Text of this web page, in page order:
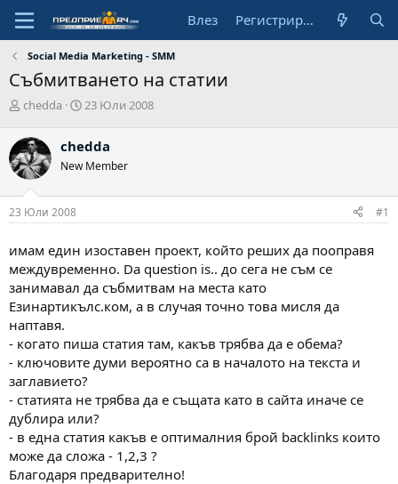
Влез Регистрирай се
Social Media Marketing - SMM
Събмитването на статии
А
т
о
р
chedda
Н
а
л
а
т
а
23 Юли 2008
chedda
New Member
23 Юли 2008 #1
имам един изоставен проект, който реших да пооправя
междувременно. Da question is.. до сега не съм се
занимавал да събмитвам на места като
Езинартикълс.ком, а в случая точно това мисля да
наптавя.
- когато пиша статия там, какъв трябва да е обема?
- ключовите думи вероятно са в началото на текста и
заглавието?
- статията не трябва да е същата като в сайта иначе се
дублира или?
- в една статия какъв е оптималния брой backlinks които
може да сложа - 1,2,3 ?
Благодаря предварително!